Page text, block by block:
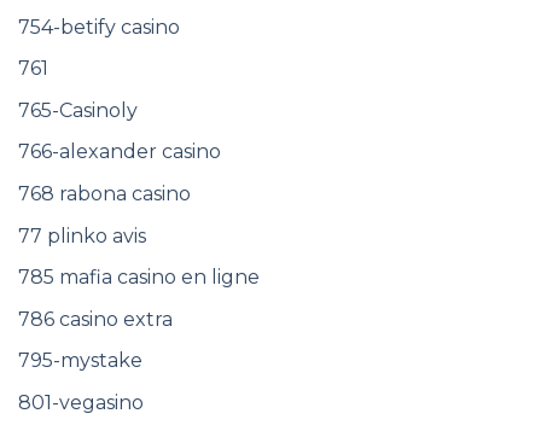
754-betify casino
761
765-Casinoly
766-alexander casino
768 rabona casino
77 plinko avis
785 mafia casino en ligne
786 casino extra
795-mystake
801-vegasino